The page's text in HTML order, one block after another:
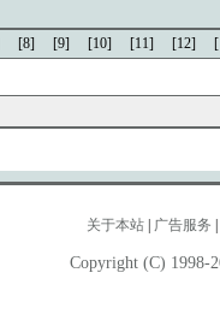
[8] [9] [10] [11] [12]
关于本站 广告服务
Copyright (C) 1998-